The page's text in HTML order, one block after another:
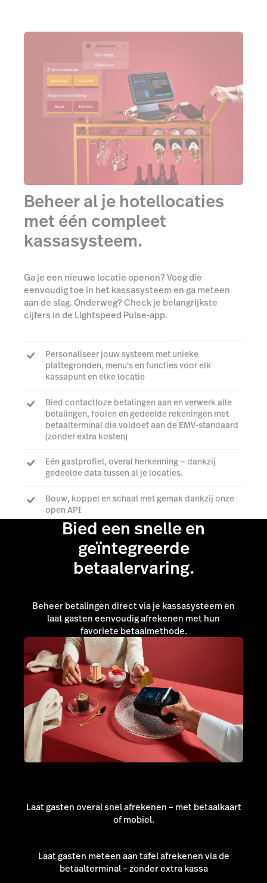
Beheer al je hotellocaties
met één compleet
kassasysteem.
Ga je een nieuwe locatie openen? Voeg die
eenvoudig toe in het kassasysteem en ga meteen
aan de slag. Onderweg? Check je belangrijkste
cijfers in de Lightspeed Pulse-app.
Personaliseer jouw systeem met unieke
plattegronden, menu's en functies voor elk
kassapunt en elke locatie
Bied contactloze betalingen aan en verwerk alle
betalingen, fooien en gedeelde rekeningen met
betaalterminal die voldoet aan de EMV-standaard
(zonder extra kosten)
Eén gastprofiel, overal herkenning — dankzij
gedeelde data tussen al je locaties.
Bouw, koppel en schaal met gemak dankzij onze
open API
Praat met een expert
Bied een snelle en
geïntegreerde
betaalervaring.
Beheer betalingen direct via je kassasysteem en
laat gasten eenvoudig afrekenen met hun
favoriete betaalmethode.
Laat gasten overal snel afrekenen – met betaalkaart
of mobiel.
Laat gasten meteen aan tafel afrekenen via de
betaalterminal – zonder extra kassa